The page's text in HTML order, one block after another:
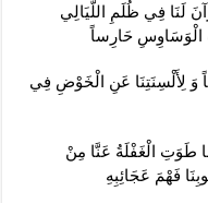
لَنَا فِي ظُلَمِ اللَّيَالِي
الْوَسَاوِسِ حَارِساً
وَ لِأَلْسِنَتِنَا عَنِ الْخَوْضِ فِي
طَوَتِ الْغَفْلَةُ عَنَّا مِنْ
فَهْمَ عَجَائِبِهِ‏